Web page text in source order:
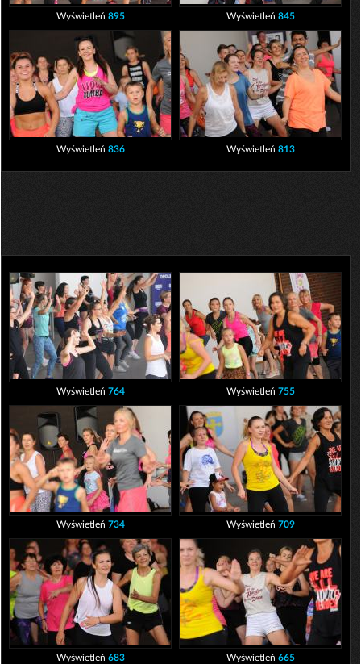
Wyświetleń 895 Wyświetleń 845
Wyświetleń 836 Wyświetleń 813
Wyświetleń 764 Wyświetleń 755
Wyświetleń 734 Wyświetleń 709
Wyświetleń 683 Wyświetleń 665